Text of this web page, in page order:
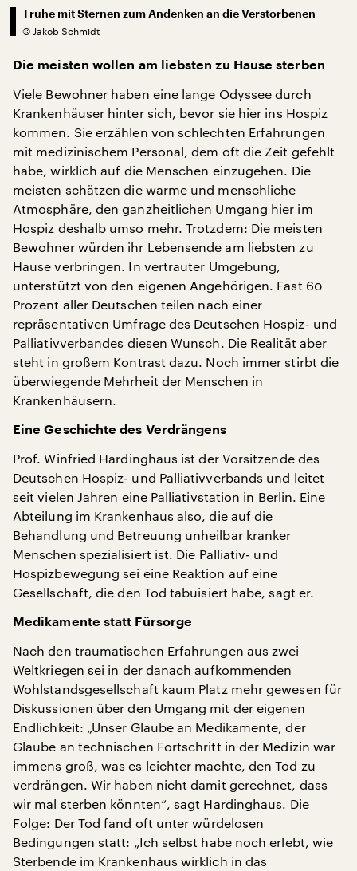
Truhe mit Sternen zum Andenken an die Verstorbenen
© Jakob Schmidt
Die meisten wollen am liebsten zu Hause sterben
Viele Bewohner haben eine lange Odyssee durch
Krankenhäuser hinter sich, bevor sie hier ins Hospiz
kommen. Sie erzählen von schlechten Erfahrungen
mit medizinischem Personal, dem oft die Zeit gefehlt
habe, wirklich auf die Menschen einzugehen. Die
meisten schätzen die warme und menschliche
Atmosphäre, den ganzheitlichen Umgang hier im
Hospiz deshalb umso mehr. Trotzdem: Die meisten
Bewohner würden ihr Lebensende am liebsten zu
Hause verbringen. In vertrauter Umgebung,
unterstützt von den eigenen Angehörigen. Fast 60
Prozent aller Deutschen teilen nach einer
repräsentativen Umfrage des Deutschen Hospiz- und
Palliativverbandes diesen Wunsch. Die Realität aber
steht in großem Kontrast dazu. Noch immer stirbt die
überwiegende Mehrheit der Menschen in
Krankenhäusern.
Eine Geschichte des Verdrängens
Prof. Winfried Hardinghaus ist der Vorsitzende des
Deutschen Hospiz- und Palliativverbands und leitet
seit vielen Jahren eine Palliativstation in Berlin. Eine
Abteilung im Krankenhaus also, die auf die
Behandlung und Betreuung unheilbar kranker
Menschen spezialisiert ist. Die Palliativ- und
Hospizbewegung sei eine Reaktion auf eine
Gesellschaft, die den Tod tabuisiert habe, sagt er.
Medikamente statt Fürsorge
Nach den traumatischen Erfahrungen aus zwei
Weltkriegen sei in der danach aufkommenden
Wohlstandsgesellschaft kaum Platz mehr gewesen für
Diskussionen über den Umgang mit der eigenen
Endlichkeit: „Unser Glaube an Medikamente, der
Glaube an technischen Fortschritt in der Medizin war
immens groß, was es leichter machte, den Tod zu
verdrängen. Wir haben nicht damit gerechnet, dass
wir mal sterben könnten“, sagt Hardinghaus. Die
Folge: Der Tod fand oft unter würdelosen
Bedingungen statt: „Ich selbst habe noch erlebt, wie
Sterbende im Krankenhaus wirklich in das